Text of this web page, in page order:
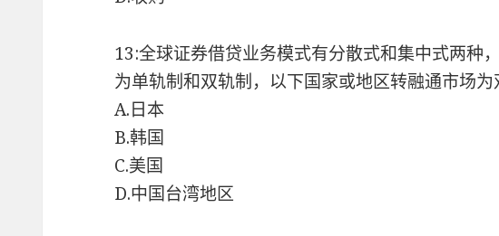
13:全球证券借贷业务模式有分散式和集中式两种
为单轨制和双轨制，以下国家或地区转融通市场为
A.日本
B.韩国
C.美国
D.中国台湾地区